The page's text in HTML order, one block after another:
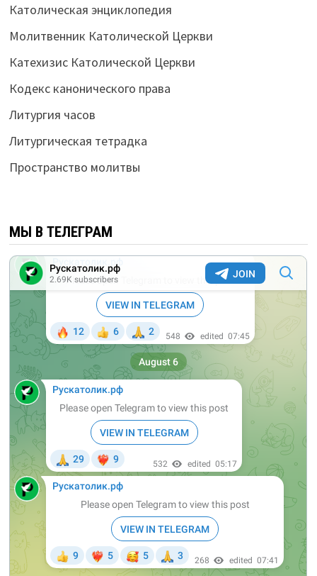
Католическая энциклопедия
Молитвенник Католической Церкви
Катехизис Католической Церкви
Кодекс канонического права
Литургия часов
Литургическая тетрадка
Пространство молитвы
МЫ В ТЕЛЕГРАМ